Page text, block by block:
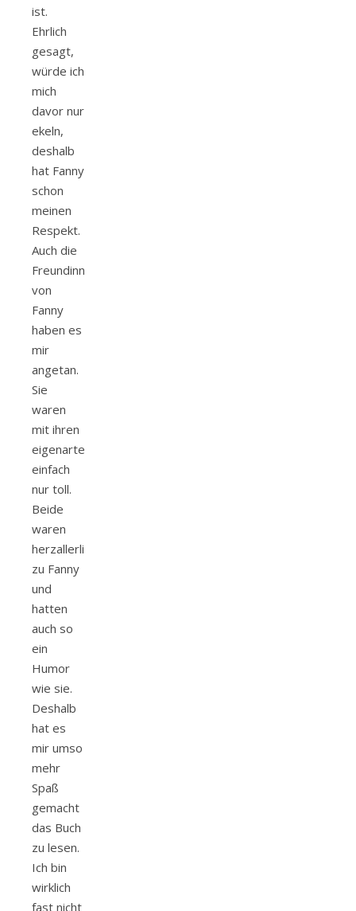
ist.
Ehrlich
gesagt,
würde ich
mich
davor nur
ekeln,
deshalb
hat Fanny
schon
meinen
Respekt.
Auch die
Freundinnen
von
Fanny
haben es
mir
angetan.
Sie
waren
mit ihren
eigenarten
einfach
nur toll.
Beide
waren
herzallerliebst
zu Fanny
und
hatten
auch so
ein
Humor
wie sie.
Deshalb
hat es
mir umso
mehr
Spaß
gemacht
das Buch
zu lesen.
Ich bin
wirklich
fast nicht